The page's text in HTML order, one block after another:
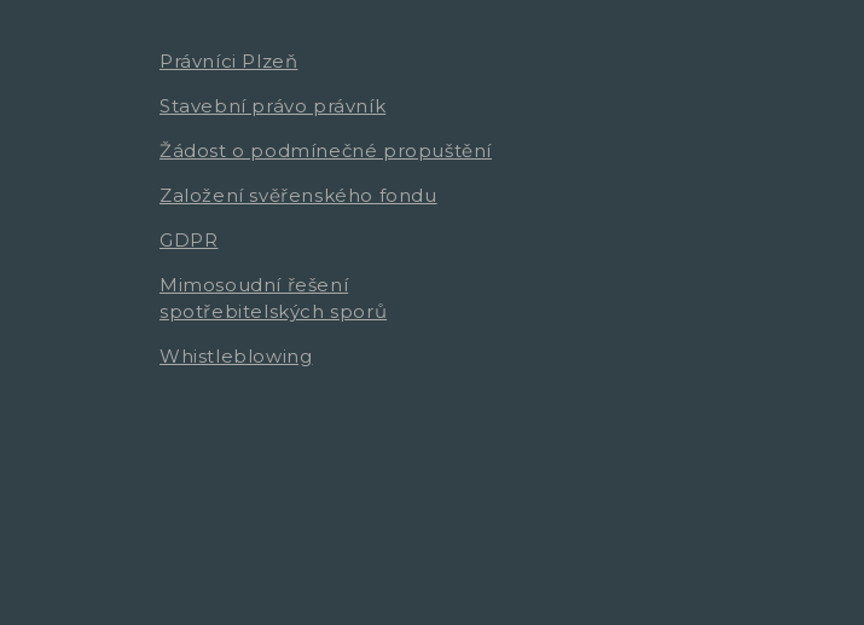
Právníci Plzeň
Stavební právo právník
Žádost o podmínečné propuštění
Založení svěřenského fondu
GDPR
Mimosoudní řešení
spotřebitelských sporů
Whistleblowing